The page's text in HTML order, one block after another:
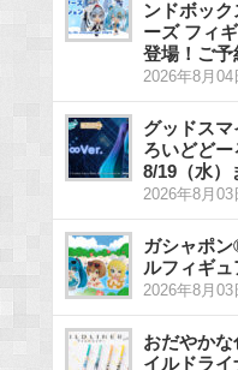
ンドボッ
ーズ フィ
登場！ご予
2026年8月04
グッドス
ろいどど
8/19（水）
2026年8月03
ガシャポ
ルフィギュ
2026年8月03
おだやか
イルドラ